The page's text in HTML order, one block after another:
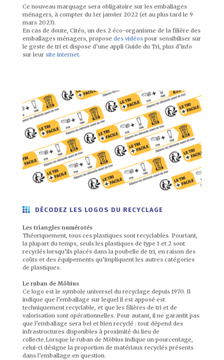
Ce nouveau marquage sera obligatoire sur les emballages
ménagers, à compter du 1er janvier 2022 (et au plus tard le 9
mars 2023).
En cas de doute, Citéo, un des 2 éco-organisme de la filière des
emballages ménagers, propose des vidéos pour sensibiliser sur
le geste de tri et dispose d’une appli Guide du Tri, plus d’info
sur leur site internet.
DÉCODEZ LES LOGOS DU RECYCLAGE
Les triangles numérotés
Théoriquement, tous ces plastiques sont recyclables. Pourtant,
la plupart du temps, seuls les plastiques de type 1 et 2 sont
recyclés lorsqu’ils placés dans la poubelle de tri, en raison des
coûts et des équipements qu’impliquent les autres catégories
de plastiques.
Le ruban de Möbius
Ce logo est le symbole universel du recyclage depuis 1970. Il
indique que l’emballage sur lequel il est apposé est
techniquement recyclable, et que les filières de tri et de
valorisation sont opérationnelles. Pour autant, il ne garantit pas
que l’emballage sera bel et bien recyclé : tout dépend des
infrastructures disponibles à proximité du lieu de
collecte.Lorsque le ruban de Möbius indique un pourcentage,
celui-ci désigne la proportion de matériaux recyclés présents
dans l’emballage en question.